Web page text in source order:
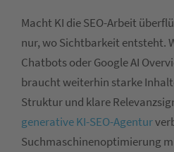
Macht KI die SEO-Arbeit
nur, wo Sichtbarkeit entsteht.
Chatbots oder Google AI
braucht weiterhin starke
Struktur und klare
generative KI-SEO-Agentur
Suchmaschinenoptimierung